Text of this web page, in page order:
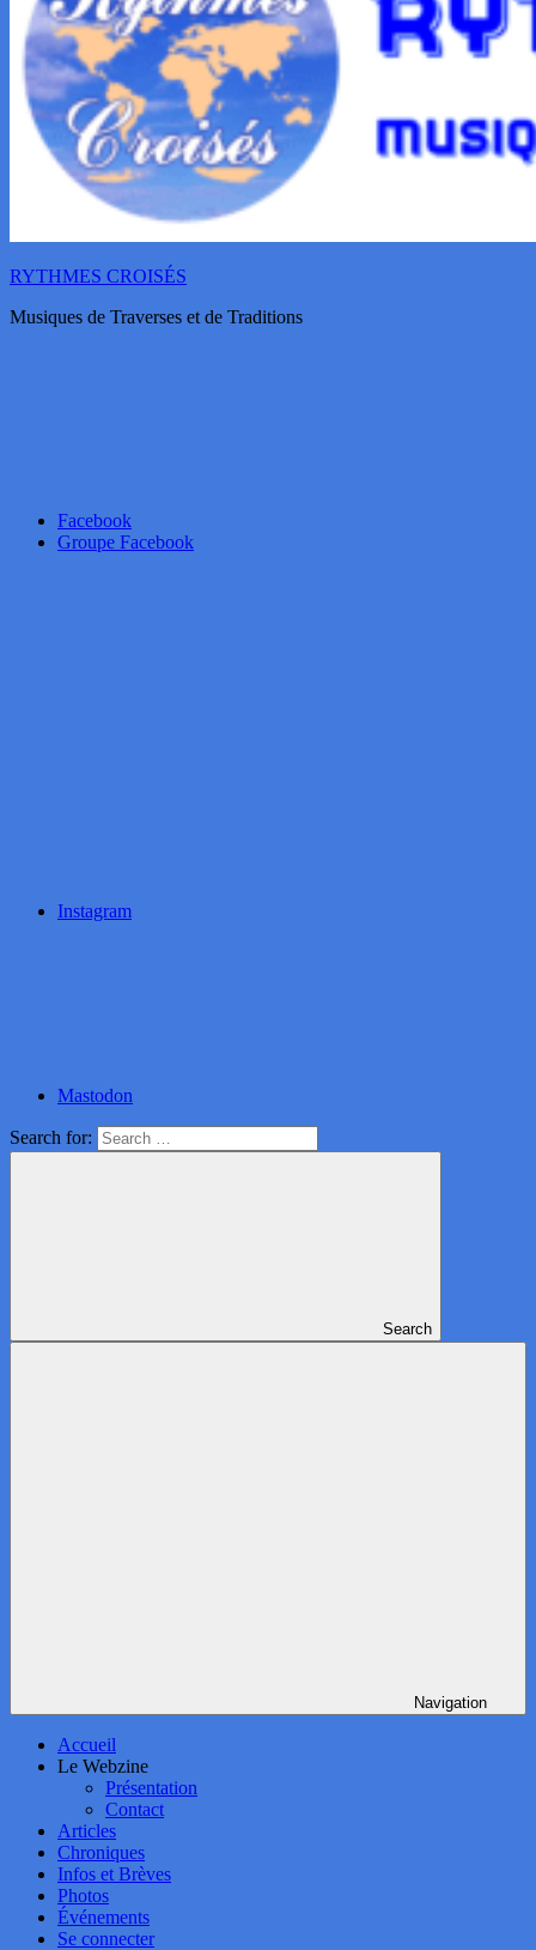
RYTHMES CROISÉS
Musiques de Traverses et de Traditions
Facebook
Groupe Facebook
Instagram
Mastodon
Search for:
Search
Navigation
Accueil
Le Webzine
Présentation
Contact
Articles
Chroniques
Infos et Brèves
Photos
Événements
Se connecter